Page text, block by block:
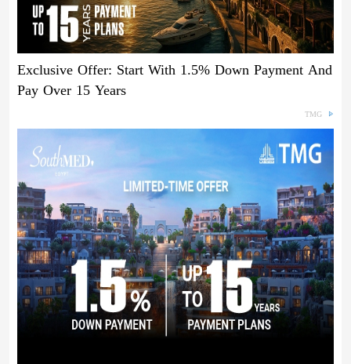
Exclusive Offer: Start With 1.5% Down Payment And
Pay Over 15 Years
TMG